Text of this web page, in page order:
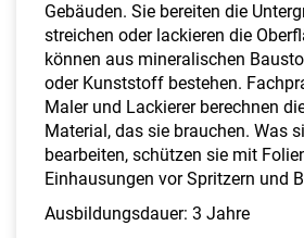
Gebäuden. Sie bereiten die
streichen oder lackieren die
können aus mineralischen
oder Kunststoff bestehen.
Maler und Lackierer berechnen
Material, das sie brauchen. Was
bearbeiten, schützen sie mit
Einhausungen vor Spritzern und
Ausbildungsdauer: 3 Jahre